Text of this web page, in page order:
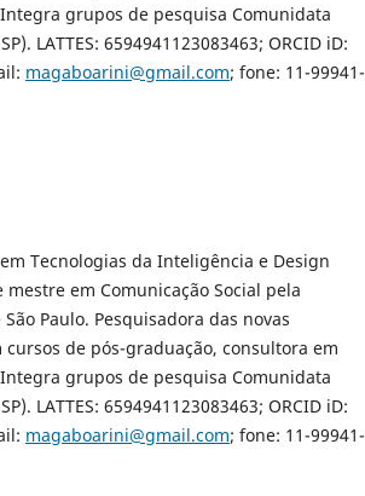
grupos de pesquisa Comunidata
LATTES: 6594941123083463; ORCID iD:
magaboarini@gmail.com; fone: 11-99941-
Tecnologias da Inteligência e Design
mestre em Comunicação Social pela
Paulo. Pesquisadora das novas
de pós-graduação, consultora em
grupos de pesquisa Comunidata
LATTES: 6594941123083463; ORCID iD:
magaboarini@gmail.com; fone: 11-99941-